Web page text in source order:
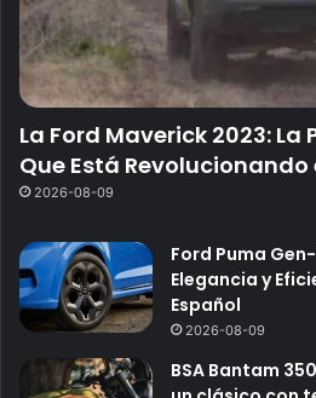
La Ford Maverick 2023:
Que Está Revolucionando
2026-08-09
Ford Puma
Elegancia y
Español
2026-08-09
BSA Bantam